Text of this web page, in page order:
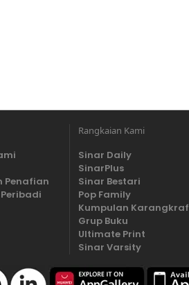
Penafian
Rangkaian Kami
Sinar Daily
SinarPlus
Sinar Bestari
Pop Family
Kumpulan Karangkraf
Grup Buku
Ultimate Print
Sinar Varsity